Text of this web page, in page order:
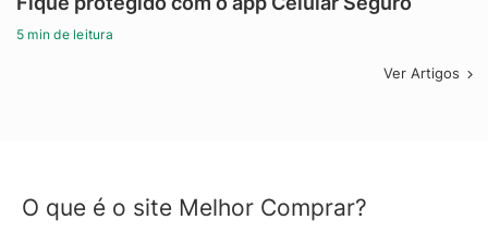
5 min de leitura
Ver Artigos
O que é o site Melhor Comprar?